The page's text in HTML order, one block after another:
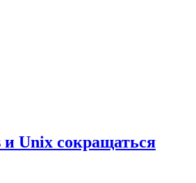
и Unix сокращаться